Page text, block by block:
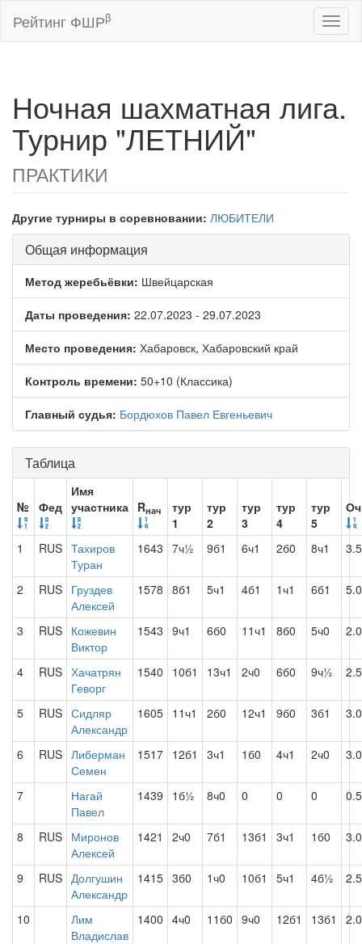
Рейтинг ФШРβ
Ночная шахматная лига.
Турнир "ЛЕТНИЙ"
ПРАКТИКИ
Другие турниры в соревновании: ЛЮБИТЕЛИ
Общая информация
Метод жеребьёвки: Швейцарская
Даты проведения: 22.07.2023 - 29.07.2023
Место проведения: Хабаровск, Хабаровский край
Контроль времени: 50+10 (Классика)
Главный судья: Бордюхов Павел Евгеньевич
Таблица
№ Фед
Имя
участника Rнач
тур
1
тур
2
тур
3
тур
4
тур
5
1 RUS Тахиров
Туран
1643 7ч½ 9б1 6ч1 2б0 8ч1 3.5
2 RUS Груздев
Алексей
1578 8б1 5ч1 4б1 1ч1 6б1 5.0
3 RUS Кожевин
Виктор
1543 9ч1 6б0 11ч1 8б0 5ч0 2.0
4 RUS Хачатрян
Геворг
1540 10б1 13ч1 2ч0 6б0 9ч½ 2.5
5 RUS Сидляр
Александр
1605 11ч1 2б0 12ч1 9б0 3б1 3.0
6 RUS Либерман
Семен
1517 12б1 3ч1 1б0 4ч1 2ч0 3.0
7
Нагай
Павел
1439 1б½ 8ч0 0 0 0 0.5
8 RUS Миронов
Алексей
1421 2ч0 7б1 13б1 3ч1 1б0 3.0
9 RUS Долгушин
Александр
1415 3б0 1ч0 10б1 5ч1 4б½ 2.5
10
Лим
Владислав
1400 4ч0 11б0 9ч0 12б1 13б1 2.0